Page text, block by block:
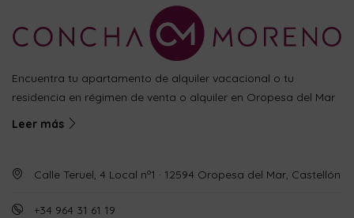
Encuentra tu apartamento de alquiler vacacional o tu
residencia en régimen de venta o alquiler en Oropesa del Mar
Leer más
Calle Teruel, 4 Local nº1 · 12594 Oropesa del Mar, Castellón
+34 964 31 61 19